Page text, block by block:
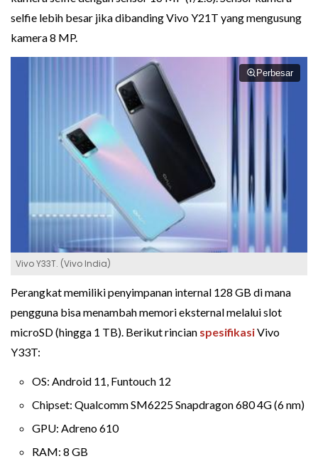
selfie lebih besar jika dibanding Vivo Y21T yang mengusung
kamera 8 MP.
Perbesar
Vivo Y33T. (Vivo India)
Perangkat memiliki penyimpanan internal 128 GB di mana
pengguna bisa menambah memori eksternal melalui slot
microSD (hingga 1 TB). Berikut rincian spesifikasiVivo
Y33T:
OS: Android 11, Funtouch 12
Chipset: Qualcomm SM6225 Snapdragon 680 4G (6 nm)
GPU: Adreno 610
RAM: 8 GB